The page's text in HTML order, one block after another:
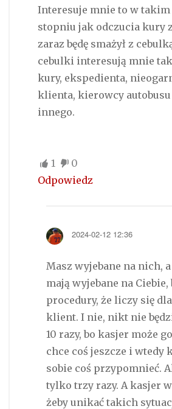
Interesuje mnie to w takim
stopniu jak odczucia kury
zaraz będę smażył z
cebulki interesują mnie
kury, ekspedienta,
klienta, kierowcy
innego.
1
0
Odpowiedz
2024-02-12 12:36
Masz wyjebane na nich,
mają wyjebane na
procedury, że liczy się
klient. I nie, nikt nie
10 razy, bo kasjer może
chce coś jeszcze i wtedy
sobie coś przypomnieć.
tylko trzy razy. A kasjer
żeby unikać takich